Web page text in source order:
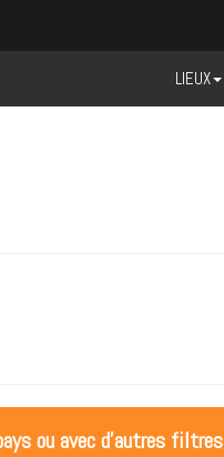
LIEUX
ou avec d'autres filtres